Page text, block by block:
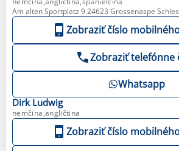
Am alten Sportplatz 9 24623 Grossenaspe
Zobraziť číslo
Zobraziť telefónne
Whatsapp
Dirk Ludwig
nemčina,angličtina
Zobraziť číslo